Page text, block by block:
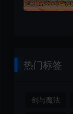
热门标签
剑与魔法